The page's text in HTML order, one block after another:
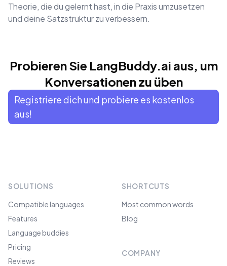
Theorie, die du gelernt hast, in die Praxis umzusetzen
und deine Satzstruktur zu verbessern.
Probieren Sie LangBuddy.ai aus, um
Konversationen zu üben
Registriere dich und probiere es kostenlos
aus!
SOLUTIONS
Compatible languages
Features
Language buddies
Pricing
Reviews
SHORTCUTS
Most common words
Blog
COMPANY